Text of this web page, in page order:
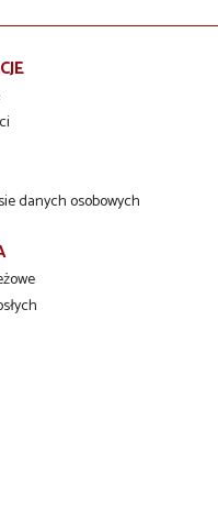
danych osobowych